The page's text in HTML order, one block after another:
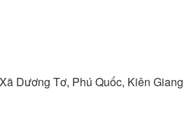
Dương Tơ, Phú Quốc, Kiên Giang